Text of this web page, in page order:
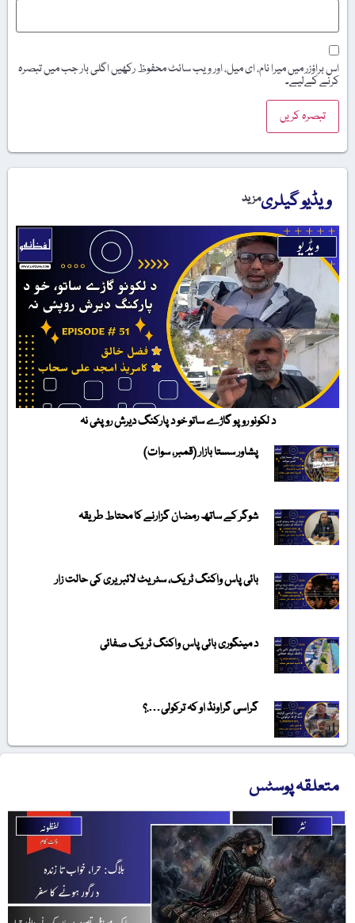
اس براؤزر میں میرا نام، ای میل، اور ویب سائٹ محفوظ رکھیں اگلی بار جب میں تبصرہ
کرنے کےلیے۔
ویڈیو گیلریمزید
د لکونو روپو گاڑے ساتو خو د پارکنگ دیرش روپئی نہ
پشاور سستا بازار (قمبر، سوات)
شوگر کے ساتھ رمضان گزارنے کا محتاط طریقہ
بائی پاس واکنگ ٹریک، سٹریٹ لائبریری کی حالت زار
د مینگوری بائی پاس واکنگ ٹریک صفائی
گراسی گراونڈ او کہ ترکولی….؟
متعلقہ پوسٹس